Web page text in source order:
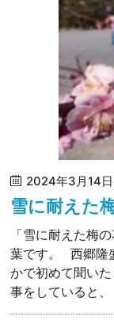
2024年3月14日
雪に耐えた
「雪に耐えた
葉です。 西郷
かで初めて聞い
事をしていると